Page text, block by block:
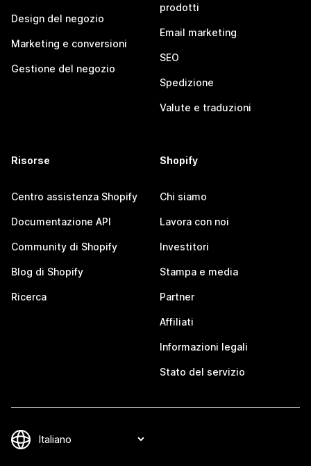
Design del negozio
Marketing e conversioni
Gestione del negozio
prodotti
Email marketing
SEO
Spedizione
Valute e traduzioni
Risorse
Centro assistenza Shopify
Documentazione API
Community di Shopify
Blog di Shopify
Ricerca
Shopify
Chi siamo
Lavora con noi
Investitori
Stampa e media
Partner
Affiliati
Informazioni legali
Stato del servizio